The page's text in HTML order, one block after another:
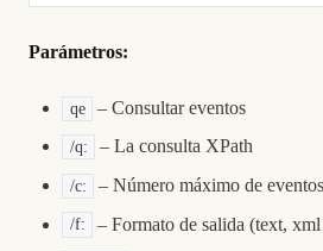
Parámetros:
qe – Consultar eventos
/q: – La consulta XPath
/c: – Número máximo de
/f: – Formato de salida (text,